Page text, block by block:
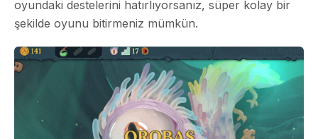
oyundaki destelerini hatırlıyorsanız, süper kolay bir
şekilde oyunu bitirmeniz mümkün.